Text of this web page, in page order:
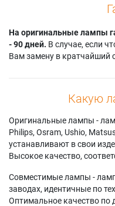
D5700L (Single
Lamp)
Panasonic PT-
На оригинальные лампы
- 90 дней. В случае, если
Вам замену в кратчайший
Какую
Оригинальные лампы -
Philips, Osram, Ushio,
устанавливают в свои
Высокое качество,
Совместимые лампы -
заводах, идентичные по
Оптимальное качество по